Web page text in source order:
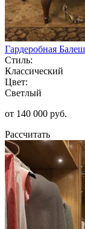
Гардеробная
Стиль:
Классический
Цвет:
Светлый
от 140 000 руб.
Рассчитать